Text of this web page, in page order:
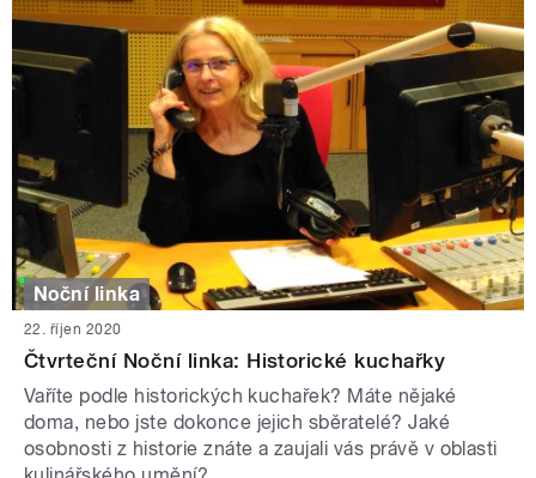
Noční linka
22. říjen 2020
Čtvrteční Noční linka: Historické kuchařky
Vaříte podle historických kuchařek? Máte nějaké
doma, nebo jste dokonce jejich sběratelé? Jaké
osobnosti z historie znáte a zaujali vás právě v oblasti